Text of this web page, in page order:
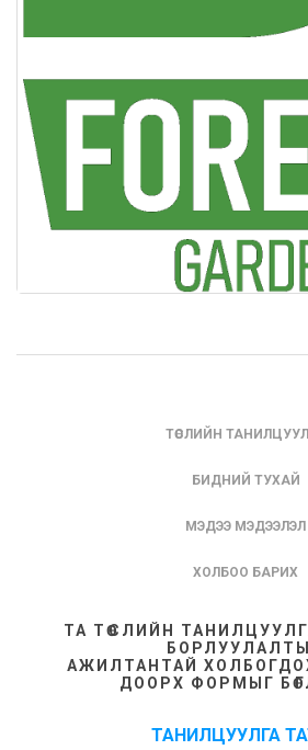
ТӨСЛИЙН
БИДНИЙ ТУХАЙ
МЭДЭЭ МЭДЭЭЛЭЛ
ХОЛБОО БАРИХ
ТА ТӨСЛИЙН
АЖИЛТАНТАЙ
ДООРХ ФОРМЫГ
ТАНИЛЦУУЛГА